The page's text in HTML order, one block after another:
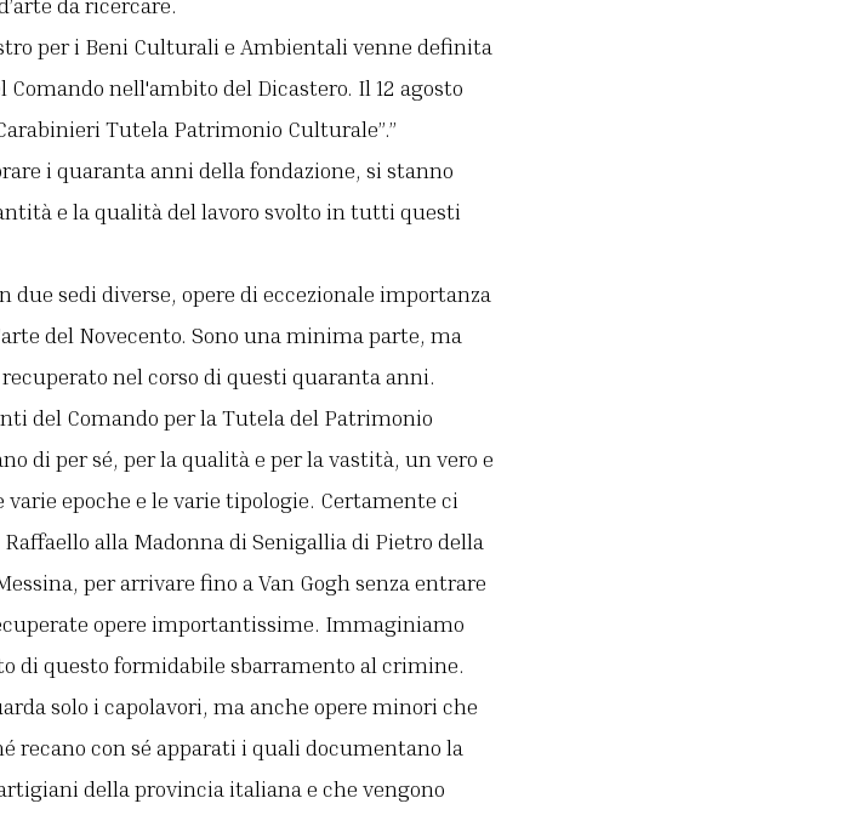
per i Beni Culturali e Ambientali venne definita
nell'ambito del Dicastero. Il 12 agosto
Tutela Patrimonio Culturale”.”
i quaranta anni della fondazione, si stanno
e la qualità del lavoro svolto in tutti questi
sedi diverse, opere di eccezionale importanza
del Novecento. Sono una minima parte, ma
nel corso di questi quaranta anni.
del Comando per la Tutela del Patrimonio
di per sé, per la qualità e per la vastità, un vero e
epoche e le varie tipologie. Certamente ci
alla Madonna di Senigallia di Pietro della
per arrivare fino a Van Gogh senza entrare
opere importantissime. Immaginiamo
di questo formidabile sbarramento al crimine.
solo i capolavori, ma anche opere minori che
recano con sé apparati i quali documentano la
della provincia italiana e che vengono